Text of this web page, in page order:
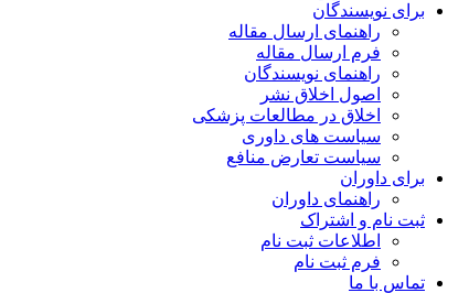
برای نویسندگان
راهنمای ارسال مقاله
فرم ارسال مقاله
راهنمای نویسندگان
اصول اخلاق نشر
اخلاق در مطالعات پزشکی
سیاست های داوری
سیاست تعارض منافع
برای داوران
راهنمای داوران
ثبت نام و اشتراک
اطلاعات ثبت نام
فرم ثبت نام
تماس با ما